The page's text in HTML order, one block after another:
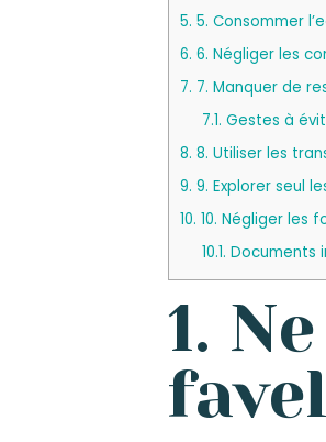
5. 5. Consommer
6. 6. Négliger les
7. 7. Manquer de
7.1. Gestes à
8. 8. Utiliser les
9. 9. Explorer seul
10. 10. Négliger les
10.1. Documents
1.